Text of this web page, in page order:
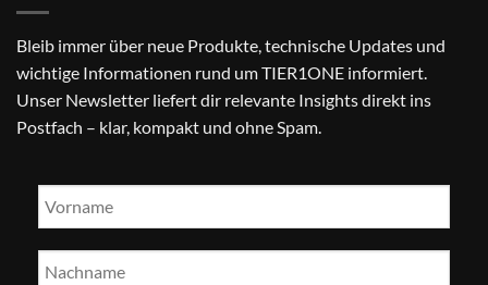
Bleib immer über neue Produkte, technische Updates und
wichtige Informationen rund um TIER1ONE informiert.
Unser Newsletter liefert dir relevante Insights direkt ins
Postfach – klar, kompakt und ohne Spam.